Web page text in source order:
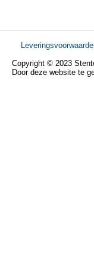
Copyright © 2023
Door deze website te